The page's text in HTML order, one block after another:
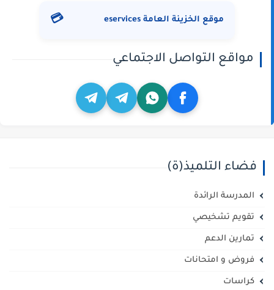
موقع الخزينة العامة eservices 💳
مواقع التواصل الاجتماعي
فضاء التلميذ(ة)
المدرسة الرائدة
تقويم تشخيصي
تمارين الدعم
فروض و امتحانات
كراسات